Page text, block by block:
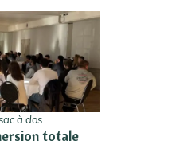
à dos
totale